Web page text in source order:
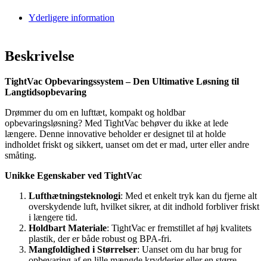
Yderligere information
Beskrivelse
TightVac Opbevaringssystem – Den Ultimative Løsning til
Langtidsopbevaring
Drømmer du om en lufttæt, kompakt og holdbar
opbevaringsløsning? Med TightVac behøver du ikke at lede
længere. Denne innovative beholder er designet til at holde
indholdet friskt og sikkert, uanset om det er mad, urter eller andre
småting.
Unikke Egenskaber ved TightVac
Lufthætningsteknologi: Med et enkelt tryk kan du fjerne alt
overskydende luft, hvilket sikrer, at dit indhold forbliver friskt
i længere tid.
Holdbart Materiale: TightVac er fremstillet af høj kvalitets
plastik, der er både robust og BPA-fri.
Mangfoldighed i Størrelser: Uanset om du har brug for